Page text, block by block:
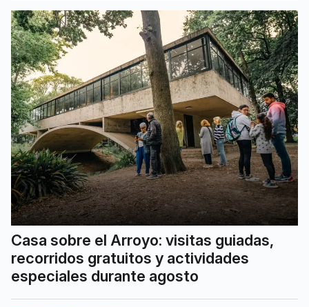
Casa sobre el Arroyo: visitas guiadas,
recorridos gratuitos y actividades
especiales durante agosto